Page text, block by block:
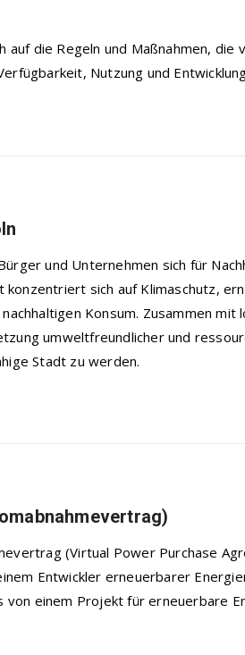
auf die Regeln und Maßnahmen, die
Nutzung und
und Unternehmen sich für
konzentriert sich auf Klimaschutz,
Konsum. Zusammen
umweltfreundlicher und
Stadt zu werden.
(Virtual Power Purchase
Entwickler erneuerbarer
einem Projekt für erneuerbare